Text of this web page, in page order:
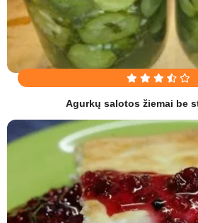
Agurkų salotos žiemai be